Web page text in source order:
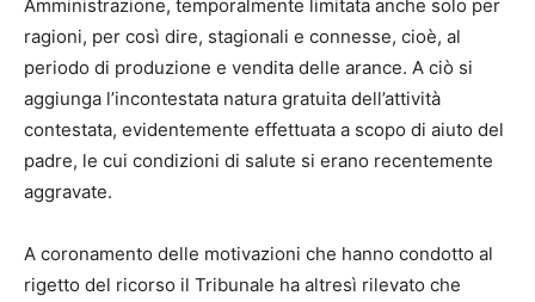
Amministrazione, temporalmente limitata anche solo per
ragioni, per così dire, stagionali e connesse, cioè, al
periodo di produzione e vendita delle arance. A ciò si
aggiunga l’incontestata natura gratuita dell’attività
contestata, evidentemente effettuata a scopo di aiuto del
padre, le cui condizioni di salute si erano recentemente
aggravate.
A coronamento delle motivazioni che hanno condotto al
rigetto del ricorso il Tribunale ha altresì rilevato che